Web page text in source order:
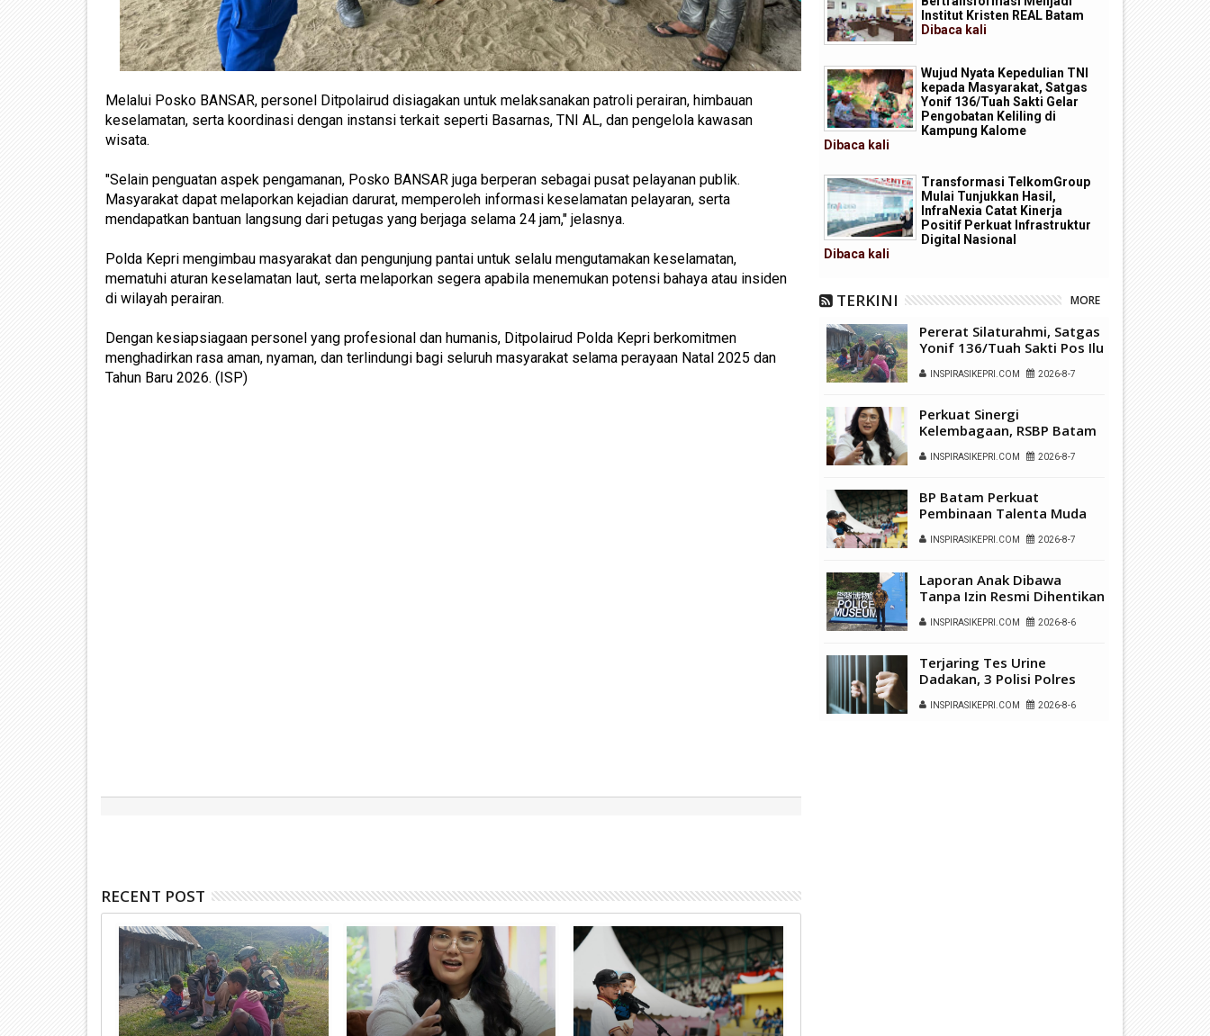
Melalui Posko BANSAR, personel Ditpolairud disiagakan untuk melaksanakan patroli perairan, himbauan
keselamatan, serta koordinasi dengan instansi terkait seperti Basarnas, TNI AL, dan pengelola kawasan
wisata.
"Selain penguatan aspek pengamanan, Posko BANSAR juga berperan sebagai pusat pelayanan publik.
Masyarakat dapat melaporkan kejadian darurat, memperoleh informasi keselamatan pelayaran, serta
mendapatkan bantuan langsung dari petugas yang berjaga selama 24 jam," jelasnya.
Polda Kepri mengimbau masyarakat dan pengunjung pantai untuk selalu mengutamakan keselamatan,
mematuhi aturan keselamatan laut, serta melaporkan segera apabila menemukan potensi bahaya atau insiden
di wilayah perairan.
Dengan kesiapsiagaan personel yang profesional dan humanis, Ditpolairud Polda Kepri berkomitmen
menghadirkan rasa aman, nyaman, dan terlindungi bagi seluruh masyarakat selama perayaan Natal 2025 dan
Tahun Baru 2026. (ISP)
RECENT POST
Institut Kristen REAL Batam
Dibaca kali
Wujud Nyata Kepedulian TNI
kepada Masyarakat, Satgas
Yonif 136/Tuah Sakti Gelar
Pengobatan Keliling di
Kampung Kalome
Dibaca kali
Transformasi TelkomGroup
Mulai Tunjukkan Hasil,
InfraNexia Catat Kinerja
Positif Perkuat Infrastruktur
Digital Nasional
Dibaca kali
TERKINI MORE
Pererat Silaturahmi, Satgas
Yonif 136/Tuah Sakti Pos Ilu
Kampung Alukme
INSPIRASIKEPRI.COM 2026-8-7
Perkuat Sinergi
Kelembagaan, RSBP Batam
Pelayanan dan
INSPIRASIKEPRI.COM 2026-8-7
BP Batam Perkuat
Pembinaan Talenta Muda
International Grassroot
INSPIRASIKEPRI.COM 2026-8-7
Laporan Anak Dibawa
Tanpa Izin Resmi Dihentikan
Sengketa Hak Asuh
INSPIRASIKEPRI.COM 2026-8-6
Terjaring Tes Urine
Dadakan, 3 Polisi Polres
SabuINSPIRASIKEPRI.COM 2026-8-6